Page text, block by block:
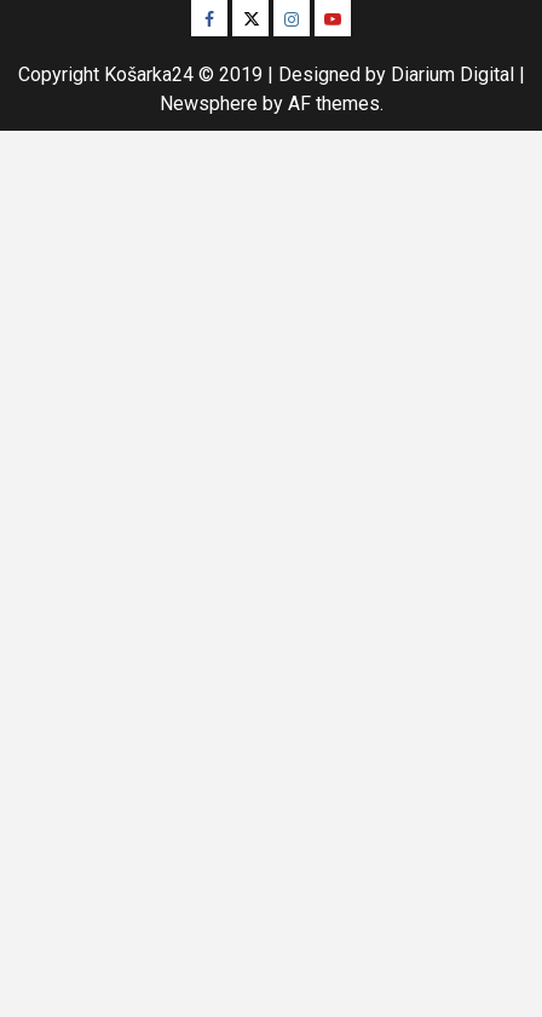
Facebook
TwitterInstagram
Youtube
Copyright Košarka24 © 2019 | Designed by Diarium Digital |
Newsphereby AF themes.